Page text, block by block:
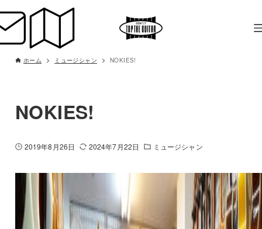
ホーム ミュージシャン NOKIES!
NOKIES!
2019年8月26日 2024年7月22日 ミュージシャン